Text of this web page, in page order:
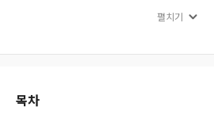
s) obtained from the analysis of the survey, the
e Architectural Announcement for Crime
development and use of safety entrance doors
펼치기
목차